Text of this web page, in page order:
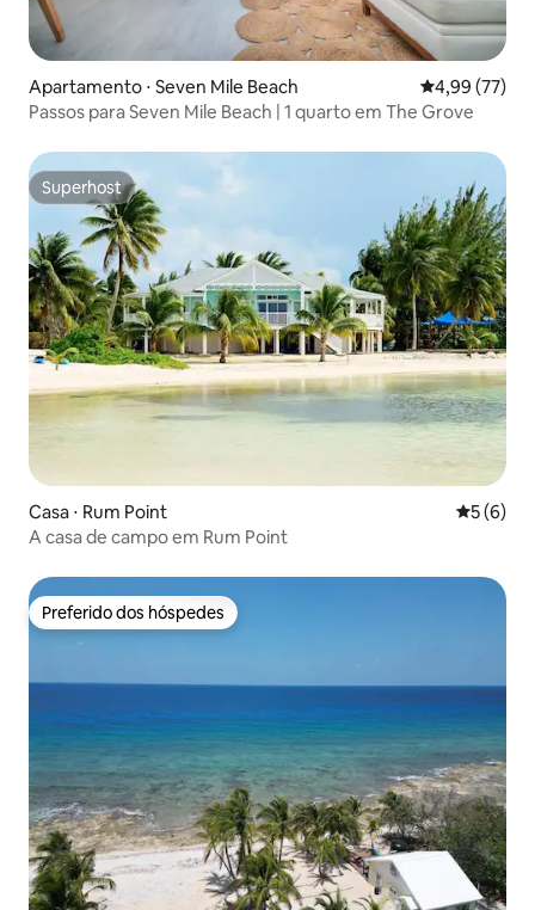
Apartamento ⋅ Seven Mile Beach 4,99 de uma
4,99 (77)
Passos para Seven Mile Beach | 1 quarto em The Grove
Superhost
Superhost
Casa ⋅ Rum Point 5 de
5 (6)
A casa de campo em Rum Point
Preferido dos hóspedes
Preferido dos hóspedes